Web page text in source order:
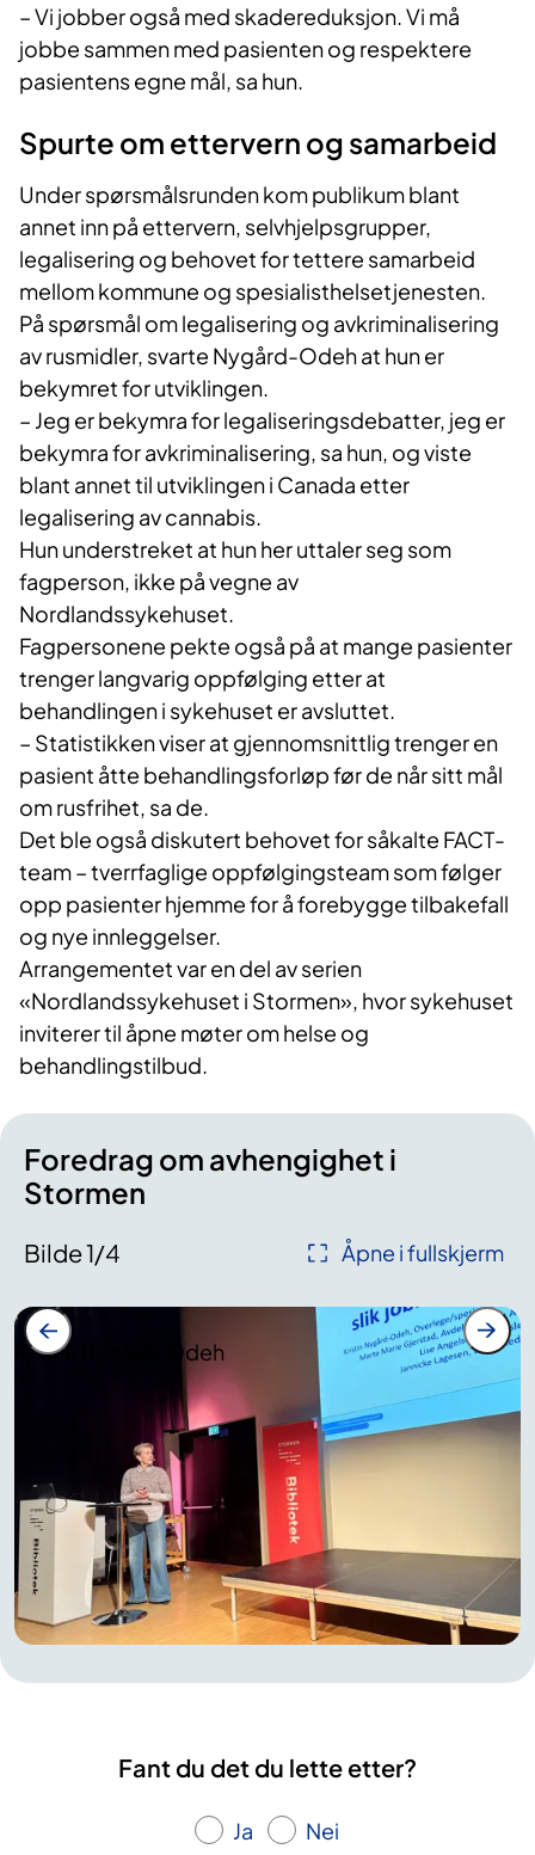
– Vi jobber også med skadereduksjon. Vi må
jobbe sammen med pasienten og respektere
pasientens egne mål, sa hun.
Spurte om ettervern og samarbeid
Under spørsmålsrunden kom publikum blant
annet inn på ettervern, selvhjelpsgrupper,
legalisering og behovet for tettere samarbeid
mellom kommune og spesialisthelsetjenesten.
På spørsmål om legalisering og avkriminalisering
av rusmidler, svarte Nygård-Odeh at hun er
bekymret for utviklingen.
– Jeg er bekymra for legaliseringsdebatter, jeg er
bekymra for avkriminalisering, sa hun, og viste
blant annet til utviklingen i Canada etter
legalisering av cannabis.
Hun understreket at hun her uttaler seg som
fagperson, ikke på vegne av
Nordlandssykehuset.
Fagpersonene pekte også på at mange pasienter
trenger langvarig oppfølging etter at
behandlingen i sykehuset er avsluttet.
– Statistikken viser at gjennomsnittlig trenger en
pasient åtte behandlingsforløp før de når sitt mål
om rusfrihet, sa de.
Det ble også diskutert behovet for såkalte FACT-
team – tverrfaglige oppfølgingsteam som følger
opp pasienter hjemme for å forebygge tilbakefall
og nye innleggelser.
Arrangementet var en del av serien
«Nordlandssykehuset i Stormen», hvor sykehuset
inviterer til åpne møter om helse og
behandlingstilbud.
Foredrag om avhengighet i
Stormen
Bilde1/4 Åpne i fullskjerm
Kristin Nygård-Odeh
Fant du det du lette etter?
Ja Nei